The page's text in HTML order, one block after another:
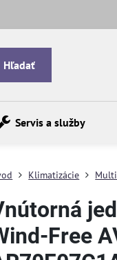
Hľadať
Servis a služby
Klimatizácie
Free